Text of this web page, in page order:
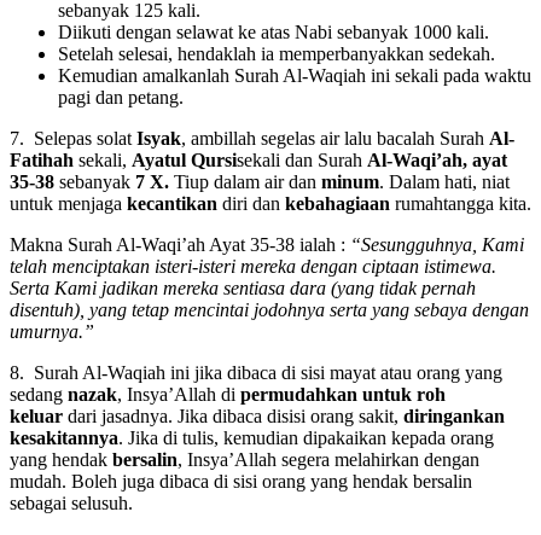
sebanyak 125 kali.
Diikuti dengan selawat ke atas Nabi sebanyak 1000 kali.
Setelah selesai, hendaklah ia memperbanyakkan sedekah.
Kemudian amalkanlah Surah Al-Waqiah ini sekali pada waktu
pagi dan petang.
7. Selepas solat Isyak, ambillah segelas air lalu bacalah Surah Al-
Fatihah sekali, Ayatul Qursisekali dan Surah Al-Waqi’ah, ayat
35-38 sebanyak 7 X. Tiup dalam air dan minum. Dalam hati, niat
untuk menjaga kecantikan diri dan kebahagiaan rumahtangga kita.
Makna Surah Al-Waqi’ah Ayat 35-38 ialah : “Sesungguhnya, Kami
telah menciptakan isteri-isteri mereka dengan ciptaan istimewa.
Serta Kami jadikan mereka sentiasa dara (yang tidak pernah
disentuh), yang tetap mencintai jodohnya serta yang sebaya dengan
umurnya.”
8. Surah Al-Waqiah ini jika dibaca di sisi mayat atau orang yang
sedang nazak, Insya’Allah di permudahkan untuk roh
keluar dari jasadnya. Jika dibaca disisi orang sakit, diringankan
kesakitannya. Jika di tulis, kemudian dipakaikan kepada orang
yang hendak bersalin, Insya’Allah segera melahirkan dengan
mudah. Boleh juga dibaca di sisi orang yang hendak bersalin
sebagai selusuh.